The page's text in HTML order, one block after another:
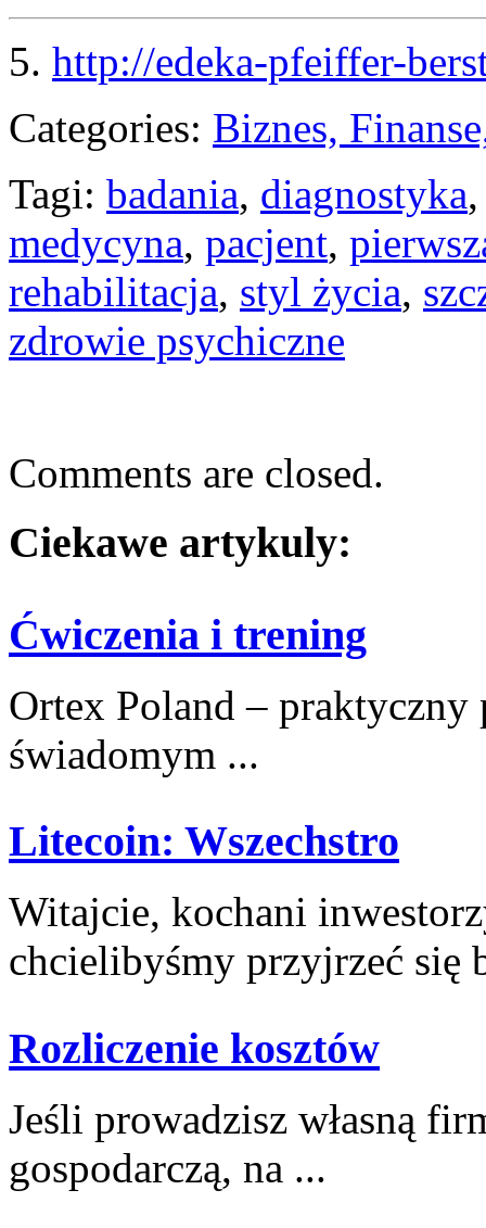
5. http://edeka-pfeiffer-
Categories: Biznes,
Tagi: badania, diagnostyka
medycyna, pacjent,
rehabilitacja, styl życia,
zdrowie psychiczne
Comments are closed.
Ciekawe artykuly:
Ćwiczenia i trening
Ortex Poland –
świadomym ...
Litecoin: Wszechstro
Witajcie, kochani
chcielibyśmy przyjrzeć się⁢
Rozliczenie kosztów
Jeśli⁢ prowadzisz własną
gospodarczą, na ...